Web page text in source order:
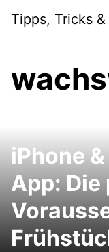
content
Tipps, Tricks
iPhone
App: